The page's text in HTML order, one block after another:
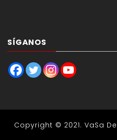
SÍGANOS
Copyright © 2021. VaSa